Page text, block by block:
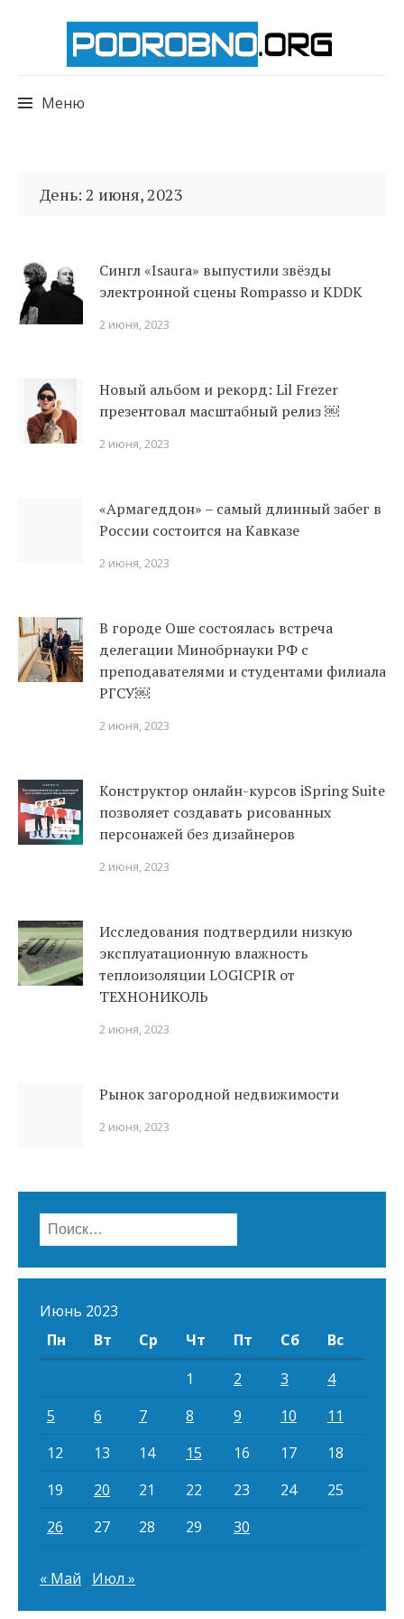
Меню
к
День: 2 июня, 2023
Сингл «Isaura» выпустили звёзды
электронной сцены Rompasso и KDDK
2 июня, 2023
Новый альбом и рекорд: Lil Frezer
презентовал масштабный релиз ￼
2 июня, 2023
«Армагеддон» – самый длинный забег в
России состоится на Кавказе
2 июня, 2023
В городе Оше состоялась встреча
делегации Минобрнауки РФ с
преподавателями и студентами филиала
РГСУ￼
2 июня, 2023
Конструктор онлайн-курсов iSpring Suite
позволяет создавать рисованных
персонажей без дизайнеров
2 июня, 2023
Исследования подтвердили низкую
эксплуатационную влажность
теплоизоляции LOGICPIR от
ТЕХНОНИКОЛЬ
2 июня, 2023
Рынок загородной недвижимости
2 июня, 2023
Найти:
Июнь 2023
Пн
Вт Ср Чт Пт Сб
Вс
1
2 3
4
5
6 7 8 9 10
11
12
13 14 15 16 17
18
19
20 21 22 23 24
25
26
27 28 29 30
« Май Июл »